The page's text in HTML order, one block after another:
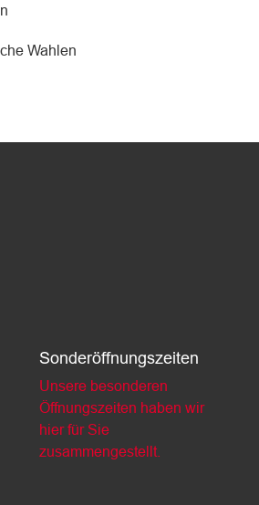
Wahlen
Sonderöffnungszeiten
Unsere besonderen
Öffnungszeiten haben wir
hier für Sie
zusammengestellt.